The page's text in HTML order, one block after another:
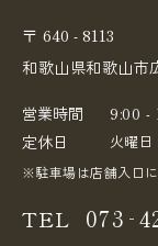
〒 640 - 8113
和歌山県和歌山市
営業時間
9:00 -
定休日
火曜日
※駐車場は店舗入口
TEL 073 -